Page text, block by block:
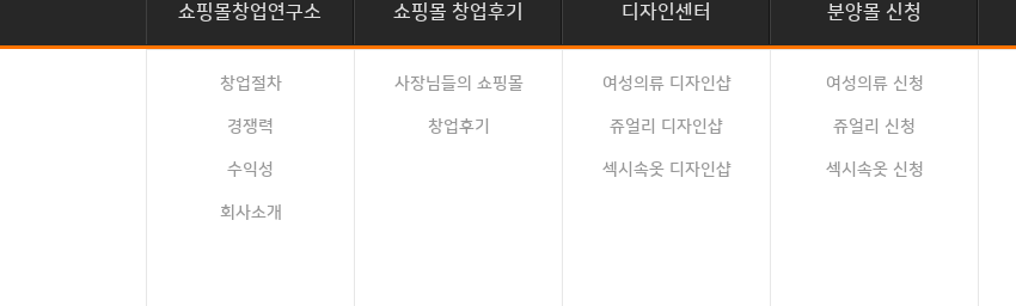
쇼핑몰창업연구소 쇼핑몰 창업후기 디자인센터 분양몰 신청
창업절차
경쟁력
수익성
회사소개
사장님들의 쇼핑몰
창업후기
여성의류 디자인샵
쥬얼리 디자인샵
섹시속옷 디자인샵
여성의류 신청
쥬얼리 신청
섹시속옷 신청